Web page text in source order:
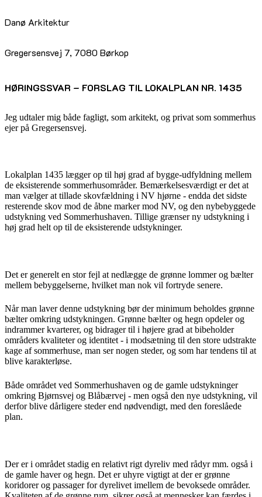
Danø Arkitektur
Gregersensvej 7, 7080 Børkop
HØRINGSSVAR – FORSLAG TIL LOKALPLAN NR. 1435
Jeg udtaler mig både fagligt, som arkitekt, og privat som sommerhus
ejer på Gregersensvej.
Lokalplan 1435 lægger op til høj grad af bygge-udfyldning mellem
de eksisterende sommerhusområder. Bemærkelsesværdigt er det at
man vælger at tillade skovfældning i NV hjørne - endda det sidste
resterende skov mod de åbne marker mod NV, og den nybebyggede
udstykning ved Sommerhushaven. Tillige grænser ny udstykning i
høj grad helt op til de eksisterende udstykninger.
Det er generelt en stor fejl at nedlægge de grønne lommer og bælter
mellem bebyggelserne, hvilket man nok vil fortryde senere.
Når man laver denne udstykning bør der minimum beholdes grønne
bælter omkring udstykningen. Grønne bælter og hegn opdeler og
indrammer kvarterer, og bidrager til i højere grad at bibeholder
områders kvaliteter og identitet - i modsætning til den store udstrakte
kage af sommerhuse, man ser nogen steder, og som har tendens til at
blive karakterløse.
Både området ved Sommerhushaven og de gamle udstykninger
omkring Bjørnsvej og Blåbærvej - men også den nye udstykning, vil
derfor blive dårligere steder end nødvendigt, med den foreslåede
plan.
Der er i området stadig en relativt rigt dyreliv med rådyr mm. også i
de gamle haver og hegn. Det er uhyre vigtigt at der er grønne
koridorer og passager for dyrelivet imellem de bevoksede områder.